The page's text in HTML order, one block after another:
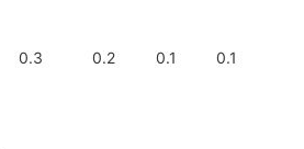
0.3 0.2 0.1
0.1